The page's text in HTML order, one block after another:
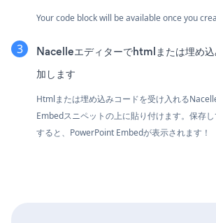
Your code block will be available once you
Nacelleエディターでhtmlまたは埋め込
加します
Htmlまたは埋め込みコードを受け入れる
Embedスニペットの上に貼り付けます。保存
すると、PowerPoint Embedが表示されます！